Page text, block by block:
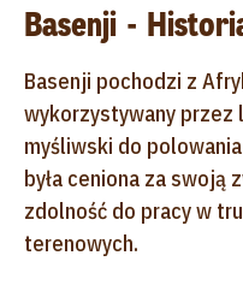
Basenji -
Basenji pochodzi z
wykorzystywany przez
myśliwski do
była ceniona za swoją
zdolność do pracy w
terenowych.